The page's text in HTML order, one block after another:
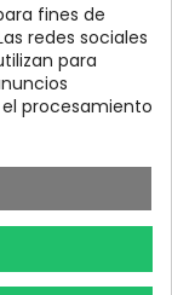
fines de
redes sociales
para
procesamiento